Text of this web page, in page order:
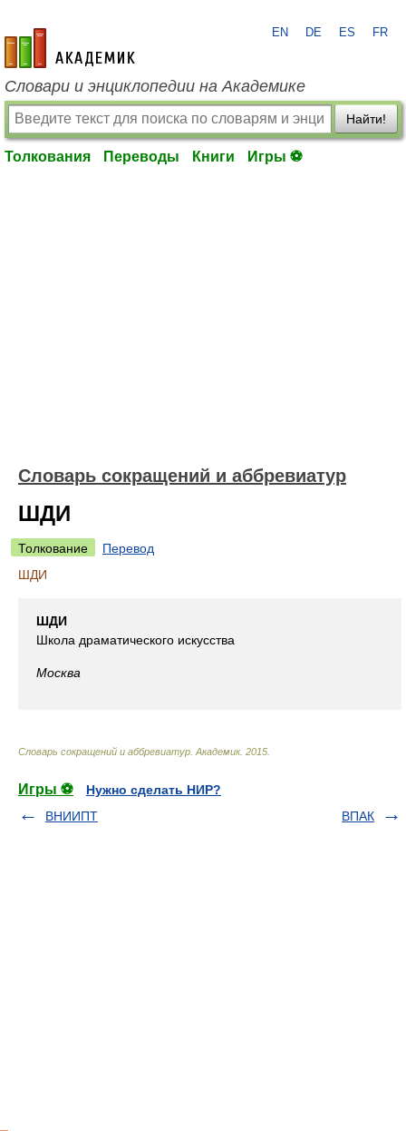
academic.ru
EN DE ES FR
Словари и энциклопедии на Академике
Найти!
Толкования Переводы Книги Игры ⚽
Словарь сокращений и аббревиатур
ШДИ
Толкование
Перевод
ШДИ
ШДИ
Школа драматического искусства
Москва
Словарь сокращений и аббревиатур Академик. 2015
Игры ⚽
Нужно сделать НИР?
ВНИИПТ
ВПАК